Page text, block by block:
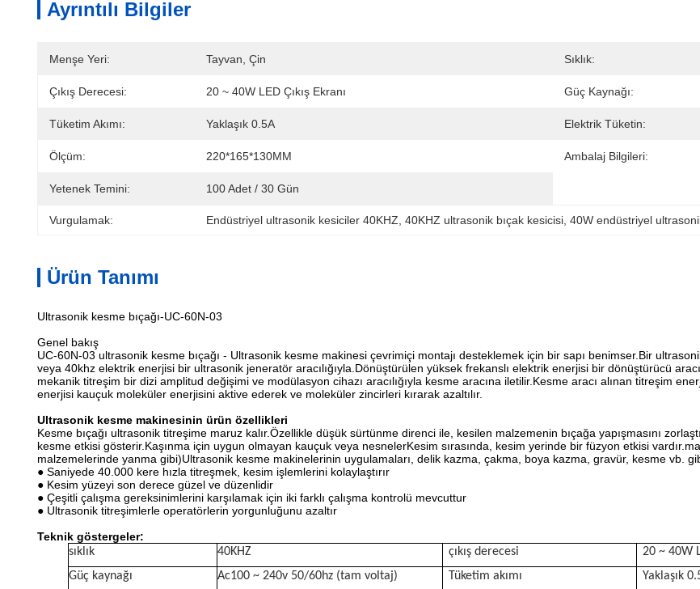
Ayrıntılı Bilgiler
Menşe Yeri: Tayvan, Çin Sıklık:
Çıkış Derecesi: 20 ~ 40W LED Çıkış Ekranı Güç Kaynağı:
Tüketim Akımı: Yaklaşık 0.5A Elektrik Tüketin:
Ölçüm: 220*165*130MM Ambalaj Bilgileri:
Yetenek Temini: 100 Adet / 30 Gün
Vurgulamak: Endüstriyel ultrasonik kesiciler 40KHZ 40KHZ ultrasonik bıçak kesicisi 40W endüstriyel
Ürün Tanımı
Ultrasonik kesme bıçağı-UC-60N-03
Genel bakış
UC-60N-03 ultrasonik kesme bıçağı - Ultrasonik kesme makinesi çevrimiçi montajı desteklemek için bir sapı benimser.Bir
veya 40khz elektrik enerjisi bir ultrasonik jeneratör aracılığıyla.Dönüştürülen yüksek frekanslı elektrik enerjisi bir dönüştürücü
mekanik titreşim bir dizi amplitud değişimi ve modülasyon cihazı aracılığıyla kesme aracına iletilir.Kesme aracı alınan titreşim
enerjisi kauçuk moleküler enerjisini aktive ederek ve moleküler zincirleri kırarak azaltılır.
Ultrasonik kesme makinesinin ürün özellikleri
Kesme bıçağı ultrasonik titreşime maruz kalır.Özellikle düşük sürtünme direnci ile, kesilen malzemenin bıçağa yapışmasını
kesme etkisi gösterir.Kaşınma için uygun olmayan kauçuk veya nesnelerKesim sırasında, kesim yerinde bir füzyon etkisi
malzemelerinde yanma gibi)Ultrasonik kesme makinelerinin uygulamaları, delik kazma, çakma, boya kazma, gravür, kesme vb.
● Saniyede 40.000 kere hızla titreşmek, kesim işlemlerini kolaylaştırır
● Kesim yüzeyi son derece güzel ve düzenlidir
● Çeşitli çalışma gereksinimlerini karşılamak için iki farklı çalışma kontrolü mevcuttur
● Ultrasonik titreşimlerle operatörlerin yorgunluğunu azaltır
Teknik göstergeler:
sıklık
40KHZ çıkış derecesi
20 ~ 40W
Güç kaynağı
Ac100 ~ 240v 50/60hz (tam voltaj) Tüketim akımı Yaklaşık